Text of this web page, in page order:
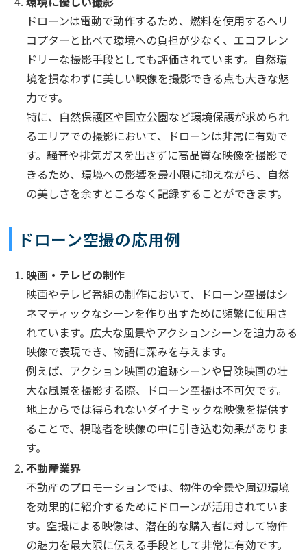
ドローンは電動で動作するため、燃料を使用するヘリ
コプターと比べて環境への負担が少なく、エコフレン
ドリーな撮影手段としても評価されています。自然環
境を損なわずに美しい映像を撮影できる点も大きな魅
力です。
特に、自然保護区や国立公園など環境保護が求められ
るエリアでの撮影において、ドローンは非常に有効で
す。騒音や排気ガスを出さずに高品質な映像を撮影で
きるため、環境への影響を最小限に抑えながら、自然
の美しさを余すところなく記録することができます。
ドローン空撮の応用例
映画・テレビの制作
映画やテレビ番組の制作において、ドローン空撮はシ
ネマティックなシーンを作り出すために頻繁に使用さ
れています。広大な風景やアクションシーンを迫力ある
映像で表現でき、物語に深みを与えます。
例えば、アクション映画の追跡シーンや冒険映画の壮
大な風景を撮影する際、ドローン空撮は不可欠です。
地上からでは得られないダイナミックな映像を提供す
ることで、視聴者を映像の中に引き込む効果がありま
す。
不動産業界
不動産のプロモーションでは、物件の全景や周辺環境
を効果的に紹介するためにドローンが活用されていま
す。空撮による映像は、潜在的な購入者に対して物件
の魅力を最大限に伝える手段として非常に有効です。